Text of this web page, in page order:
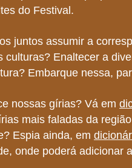
do Festival.
juntos assumir a
culturas? Enaltecer a
Embarque nessa,
nossas gírias? Vá em
mais faladas da
Espia ainda, em
onde poderá adicionar